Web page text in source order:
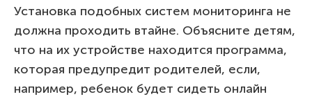
Установка подобных систем мониторинга не
должна проходить втайне. Объясните детям,
что на их устройстве находится программа,
которая предупредит родителей, если,
например, ребенок будет сидеть онлайн